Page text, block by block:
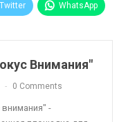
Twitter WhatsApp
Внимания"
0 Comments
-